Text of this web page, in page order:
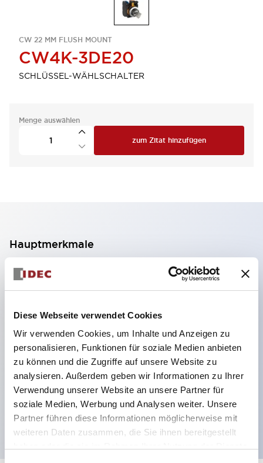
Diese Webseite verwendet Cookies
Wir verwenden Cookies, um Inhalte und Anzeigen zu
personalisieren, Funktionen für soziale Medien anbieten
zu können und die Zugriffe auf unsere Website zu
analysieren. Außerdem geben wir Informationen zu Ihrer
Verwendung unserer Website an unsere Partner für
soziale Medien, Werbung und Analysen weiter. Unsere
Partner führen diese Informationen möglicherweise mit
weiteren Daten zusammen, die Sie ihnen bereitgestellt
CW 22 MM FLUSH MOUNT
CW4K-3DE20
SCHLÜSSEL-WÄHLSCHALTER
Menge auswählen
zum Zitat hinzufügen
Hauptmerkmale
2-Kontakt-Block mit 2 Stufen, ermöglicht eine 4-
Kontakt-Konfiguration (Gewährleistung der
Isolierung zwischen den 2 Kontakten).
59,9 mm (※ 22-stufiger Kontaktblock).
Platzsparendes Design möglich.
Sicherheitsstruktur der 3. Generation: 2-Aktions-
Freisetzung, integrierter Schutz, IP20-
Fingerschutzstruktur